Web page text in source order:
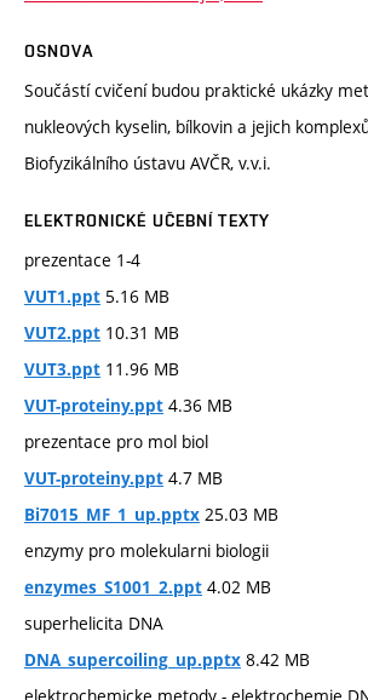
OSNOVA
Součástí cvičení budou praktické ukázky
nukleových kyselin, bílkovin a jejich
Biofyzikálního ústavu AVČR, v.v.i.
ELEKTRONICKÉ UČEBNÍ TEXTY
prezentace 1-4
VUT1.ppt 5.16 MB
VUT2.ppt 10.31 MB
VUT3.ppt 11.96 MB
VUT-proteiny.ppt 4.36 MB
prezentace pro mol biol
VUT-proteiny.ppt 4.7 MB
Bi7015_MF_1_up.pptx 25.03 MB
enzymy pro molekularni biologii
enzymes_S1001_2.ppt 4.02 MB
superhelicita DNA
DNA_supercoiling_up.pptx 8.42 MB